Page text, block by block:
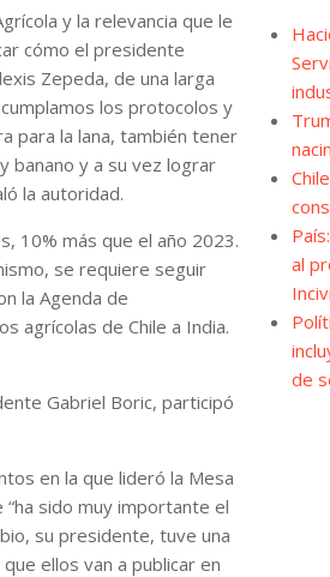
y la relevancia que le
cómo el presidente
Zepeda, de una larga
los protocolos y
para la lana, también tener
banano y a su vez lograr
la autoridad.
10% más que el año 2023.
se requiere seguir
la Agenda de
agrícolas de Chile a India.
Gabriel Boric, participó
en la que lideró la Mesa
sido muy importante el
su presidente, tuve una
ellos van a publicar en
al
de